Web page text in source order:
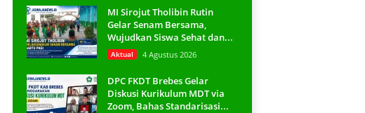
MI Sirojut Tholibin Rutin
Gelar Senam Bersama,
Wujudkan Siswa Sehat dan...
Aktual 4 Agustus 2026
DPC FKDT Brebes Gelar
Diskusi Kurikulum MDT via
Zoom, Bahas Standarisasi...